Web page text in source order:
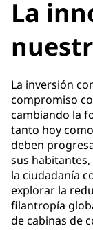
La
La inversión
compromiso
cambiando la
tanto hoy
deben
sus
la ciudadanía
explorar la
filantropía
de cabinas de